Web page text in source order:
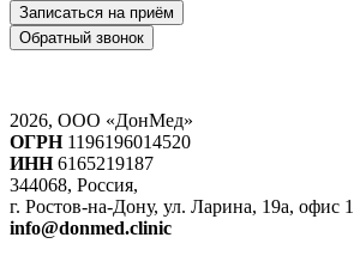
Записаться на приём
Обратный звонок
2026, ООО «ДонМед»
ОГРН1196196014520
ИНН6165219187
344068, Россия,
г. Ростов-на-Дону, ул. Ларина, 19а, офис 1
info@donmed.clinic